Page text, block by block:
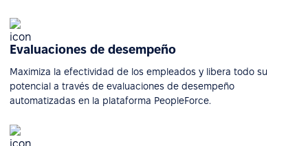
Evaluaciones de desempeño
Maximiza la efectividad de los empleados y libera todo su
potencial a través de evaluaciones de desempeño
automatizadas en la plataforma PeopleForce.